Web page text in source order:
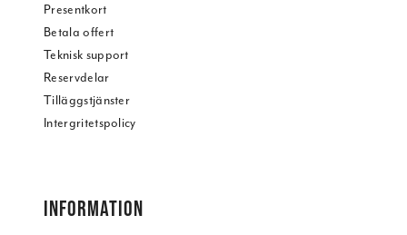
Presentkort
Betala offert
Teknisk support
Reservdelar
Tilläggstjänster
Intergritetspolicy
INFORMATION